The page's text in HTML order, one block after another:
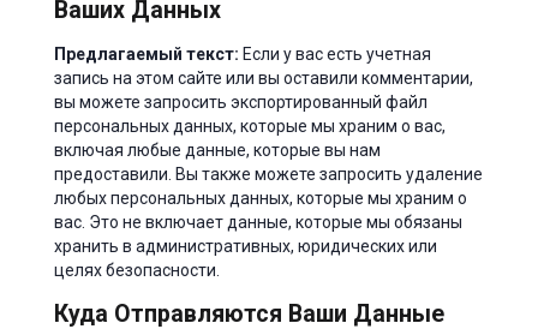
Ваших Данных
Предлагаемый текст: Если у вас есть учетная
запись на этом сайте или вы оставили комментарии,
вы можете запросить экспортированный файл
персональных данных, которые мы храним о вас,
включая любые данные, которые вы нам
предоставили. Вы также можете запросить удаление
любых персональных данных, которые мы храним о
вас. Это не включает данные, которые мы обязаны
хранить в административных, юридических или
целях безопасности.
Куда Отправляются Ваши Данные